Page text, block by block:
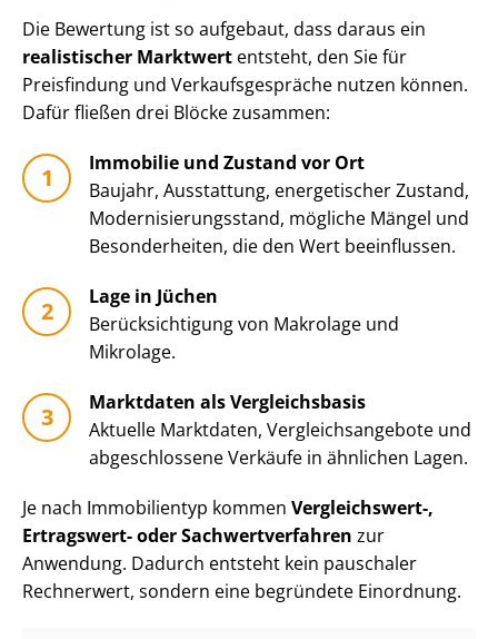
Die Bewertung ist so aufgebaut, dass daraus ein
realistischer Marktwert entsteht, den Sie für
Preisfindung und Ver­kaufs­ge­sprä­che nutzen können.
Dafür fließen drei Blöcke zusammen:
Immobilie und Zustand vor Ort
Baujahr, Ausstattung, energetischer Zustand,
Mo­der­ni­sie­rungs­stand, mögliche Mängel und
Besonderheiten, die den Wert beeinflussen.
Lage in Jüchen
Be­rück­sich­ti­gung von Makrolage und
Mikrolage.
Marktdaten als Vergleichsbasis
Aktuelle Marktdaten, Ver­gleichs­an­ge­bo­te und
abgeschlossene Verkäufe in ähnlichen Lagen.
Je nach Immobilientyp kommen Vergleichswert-,
Ertragswert- oder Sach­wert­ver­fah­ren zur
Anwendung. Dadurch entsteht kein pauschaler
Rechnerwert, sondern eine begründete Einordnung.